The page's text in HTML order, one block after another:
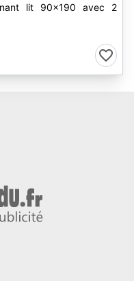
lit 90x190 avec 2